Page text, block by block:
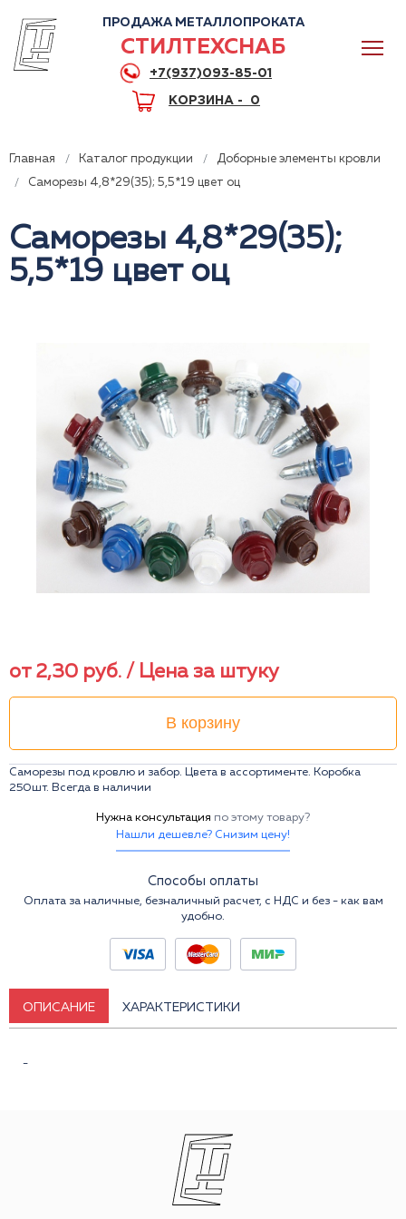
0
+7(937)093-85-01
ПРОДАЖА МЕТАЛЛОПРОКАТА
СТИЛТЕХСНАБ
+7(937)093-85-01
КОРЗИНА - 0
Главная Каталог продукции
Доборные элементы кровли
Саморезы 4,8*29(35); 5,5*19 цвет оц
Саморезы 4,8*29(35);
5,5*19 цвет оц
от 2,30 руб. / Цена за штуку
В корзину
Саморезы под кровлю и забор. Цвета в ассортименте. Коробка
250шт. Всегда в наличии
Нужна консультация по этому товару?
Нашли дешевле? Снизим цену!
Способы оплаты
Оплата за наличные, безналичный расчет, с НДС и без - как вам
удобно.
ОПИСАНИЕ ХАРАКТЕРИСТИКИ
-